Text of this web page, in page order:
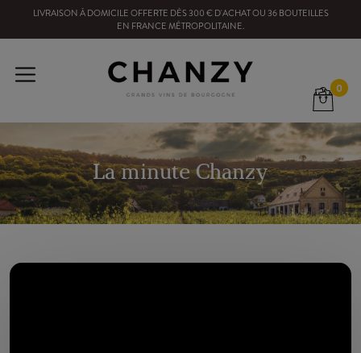
LIVRAISON À DOMICILE OFFERTE DÈS300€ D'ACHAT OU 36BOUTEILLES
EN FRANCE MÉTROPOLITAINE.
0
La minute Chanzy